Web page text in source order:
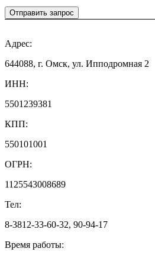
Отправить запрос
Адрес:
644088, г. Омск, ул. Ипподромная 2
ИНН:
5501239381
КПП:
550101001
ОГРН:
1125543008689
Тел:
8-3812-33-60-32, 90-94-17
Время работы: